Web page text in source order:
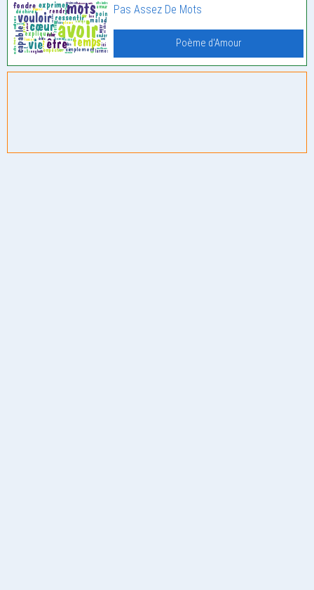
Pas Assez De Mots
Poème d'Amour